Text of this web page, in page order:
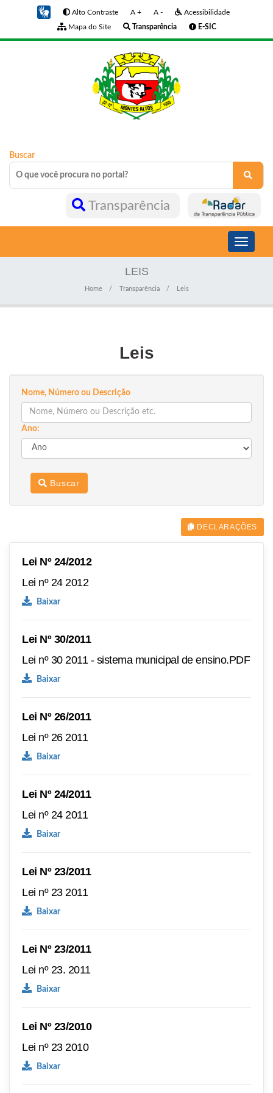
Alto Contraste A + A -
Acessibilidade
Mapa do Site
Transparência E-SIC
Buscar
Transparência
Toggle
LEIS
Home Transparência Leis
Leis
Nome, Número ou Descrição
Ano:
Buscar
DECLARAÇÕES
Lei Nº 24/2012
Lei nº 24 2012
Baixar
Lei Nº 30/2011
Lei nº 30 2011 - sistema municipal de ensino.PDF
Baixar
Lei Nº 26/2011
Lei nº 26 2011
Baixar
Lei Nº 24/2011
Lei nº 24 2011
Baixar
Lei Nº 23/2011
Lei nº 23 2011
Baixar
Lei Nº 23/2011
Lei nº 23. 2011
Baixar
Lei Nº 23/2010
Lei nº 23 2010
Baixar